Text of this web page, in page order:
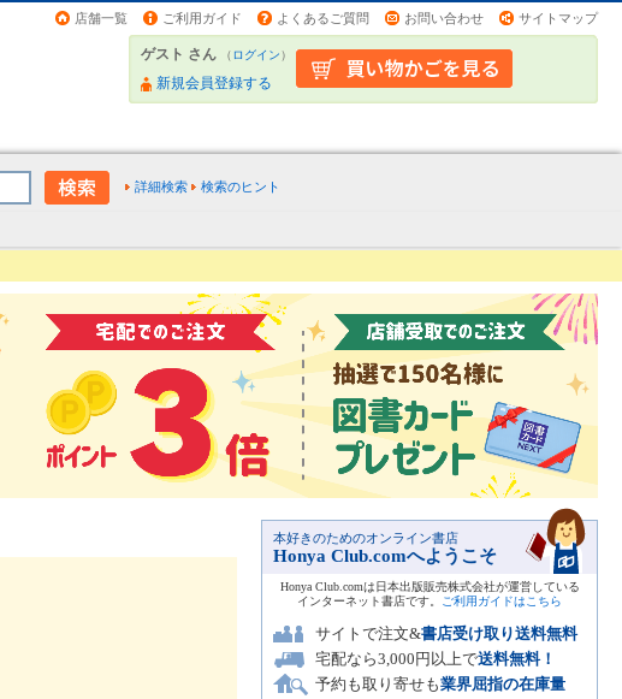
店舗一覧 ご利用ガイド よくあるご質問 お問い合わせ サイトマップ
ゲスト さん （ログイン）
新規会員登録する
詳細検索 検索のヒント
本好きのためのオンライン書店
Honya Club.comへようこそ
Honya Club.comは日本出版販売株式会社が運営している
インターネット書店です。
ご利用ガイドはこちら
サイトで注文&書店受け取り送料無料
宅配なら3,000円以上で送料無料！
予約も取り寄せも業界屈指の在庫量